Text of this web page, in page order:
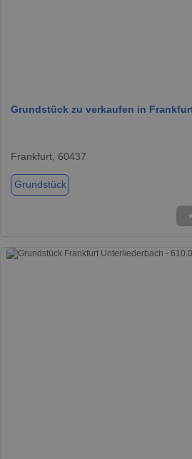
Grundstück zu verkaufen in Frankfurt
Frankfurt, 60437
Grundstück